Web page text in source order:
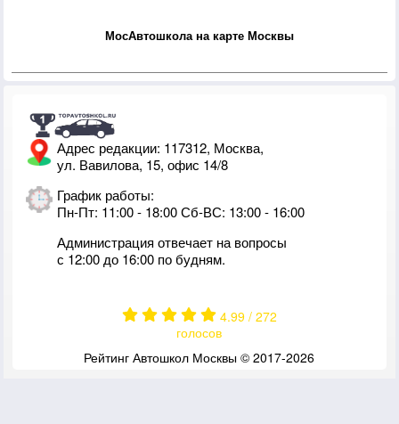
МосАвтошкола на карте Москвы
Адрес редакции: 117312, Москва,
ул. Вавилова, 15, офис 14/8
График работы:
Пн-Пт: 11:00 - 18:00 Сб-ВС: 13:00 - 16:00
Администрация отвечает на вопросы
с 12:00 до 16:00 по будням.
4.99/ 272
голосов
Рейтинг Автошкол Москвы © 2017-2026